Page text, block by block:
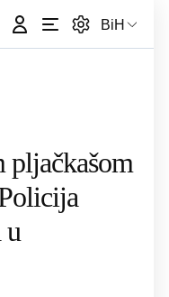
BiH
pljačkašom
u